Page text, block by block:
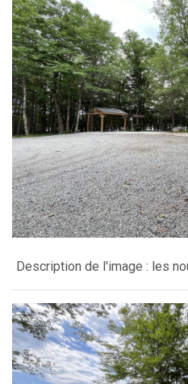
Description de l'image : les